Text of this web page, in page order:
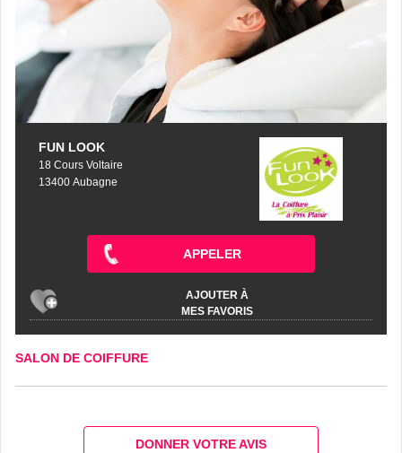
FUN LOOK
18 Cours Voltaire
13400 Aubagne
APPELER
AJOUTER À
MES FAVORIS
SALON DE COIFFURE
DONNER VOTRE AVIS